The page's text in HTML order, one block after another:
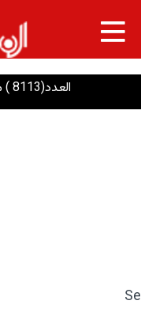
× العدد(8113 ) من مجلة المرصد التحليلية والتوثيقية